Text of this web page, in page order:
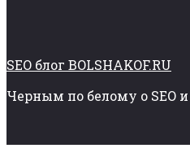
SEO блог BOLSHAKOF.RU
Черным по белому о SEO